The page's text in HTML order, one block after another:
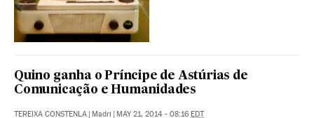
Quino ganha o Príncipe de Astúrias de
Comunicação e Humanidades
TEREIXA CONSTENLA | Madri | MAY 21, 2014 - 08:16 EDT